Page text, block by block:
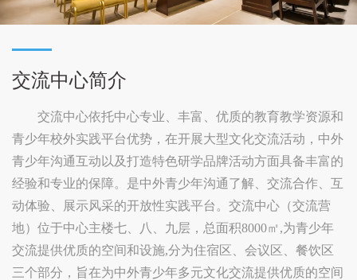
交流中心简介
交流中心依托中心专业、丰富、优质的教育教学资源和
青少年校外实践平台优势，在开展大型文化交流活动，中外
青少年沟通互动以及打造特色研学品牌活动方面具备丰富的
经验和专业的保障。是中外青少年沟通了解、交流合作、互
动体验、展示风采的开放性实践平台。交流中心（交流营
地）位于中心主楼七、八、九层，总面积8000㎡,为青少年
交流提供优质的空间和设施,分为住宿区、会议区、餐饮区
三个部分，旨在为中外青少年多元文化交流提供优质的空间